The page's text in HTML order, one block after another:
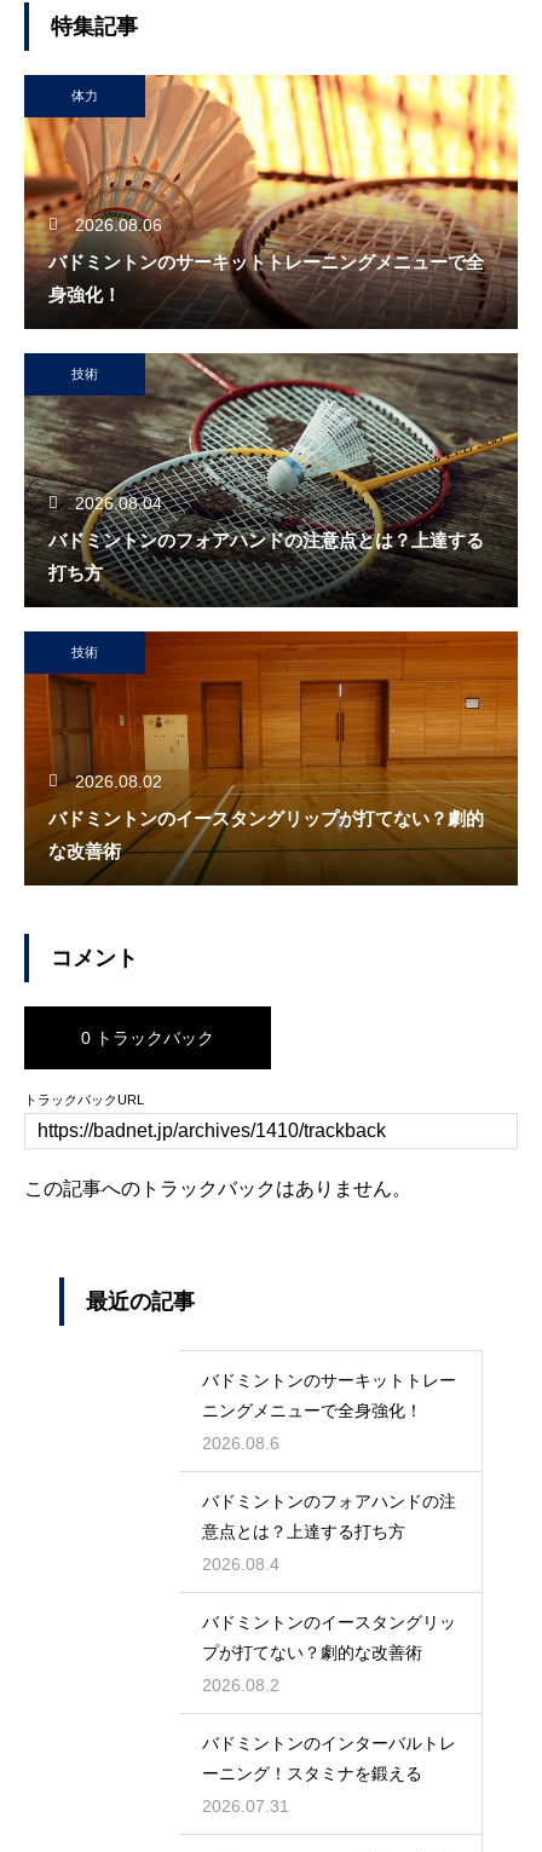
特集記事
体力
2026.08.06
バドミントンのサーキットトレーニングメニューで全
身強化！
技術
2026.08.04
バドミントンのフォアハンドの注意点とは？上達する
打ち方
技術
2026.08.02
バドミントンのイースタングリップが打てない？劇的
な改善術
コメント
0 トラックバック
トラックバックURL
この記事へのトラックバックはありません。
最近の記事
バドミントンのサーキットトレー
ニングメニューで全身強化！
2026.08.6
バドミントンのフォアハンドの注
意点とは？上達する打ち方
2026.08.4
バドミントンのイースタングリッ
プが打てない？劇的な改善術
2026.08.2
バドミントンのインターバルトレ
ーニング！スタミナを鍛える
2026.07.31